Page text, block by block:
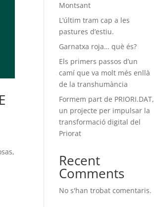
Montsant
L’últim tram cap a les
pastures d’estiu.
Garnatxa roja… què és?
Els primers passos d’un
camí que va molt més enllà
de la transhumància
Formem part de PRIORI.DAT,
un projecte per impulsar la
transformació digital del
Priorat
Recent
Comments
No s'han trobat comentaris.